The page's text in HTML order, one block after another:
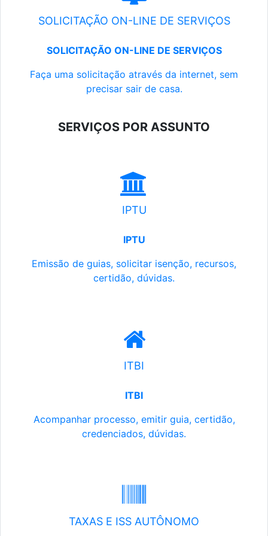
SOLICITAÇÃO ON-LINE DE SERVIÇOS
SOLICITAÇÃO ON-LINE DE SERVIÇOS
Faça uma solicitação através da internet, sem
precisar sair de casa.
SERVIÇOS POR ASSUNTO
IPTU
IPTU
Emissão de guias, solicitar isenção, recursos,
certidão, dúvidas.
ITBI
ITBI
Acompanhar processo, emitir guia, certidão,
credenciados, dúvidas.
TAXAS E ISS AUTÔNOMO